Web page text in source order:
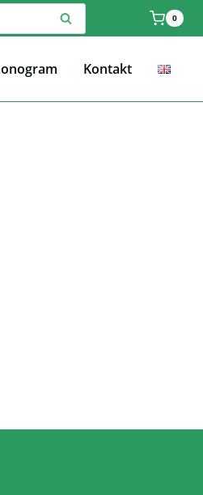
0
Kontakt